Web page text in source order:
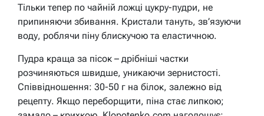
Тільки тепер по чайній ложці цукру-пудри, не
припиняючи збивання. Кристали тануть, зв’язуючи
воду, роблячи піну блискучою та еластичною.
Пудра краща за пісок – дрібніші частки
розчиняються швидше, уникаючи зернистості.
Співвідношення: 30-50 г на білок, залежно від
рецепту. Якщо переборщити, піна стає липкою;